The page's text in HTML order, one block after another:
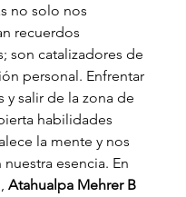
no solo nos
recuerdos
son catalizadores de
personal. Enfrentar
y salir de la zona de
habilidades
la mente y nos
esencia. En
Atahualpa Mehrer B